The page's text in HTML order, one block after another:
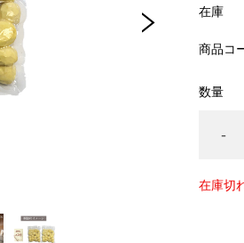
在庫
商品コ
数量
-
在庫切